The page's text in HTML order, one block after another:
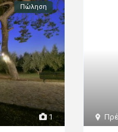
1
Πώληση